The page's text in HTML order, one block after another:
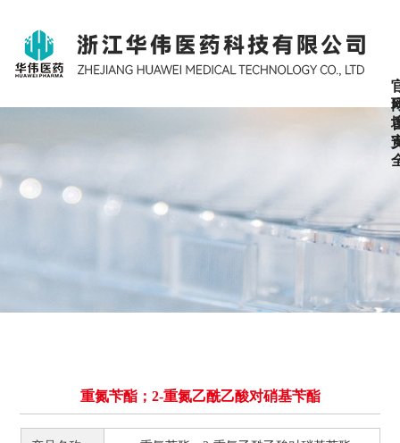
重氮苄酯；2-重氮乙酰乙酸对硝基苄酯